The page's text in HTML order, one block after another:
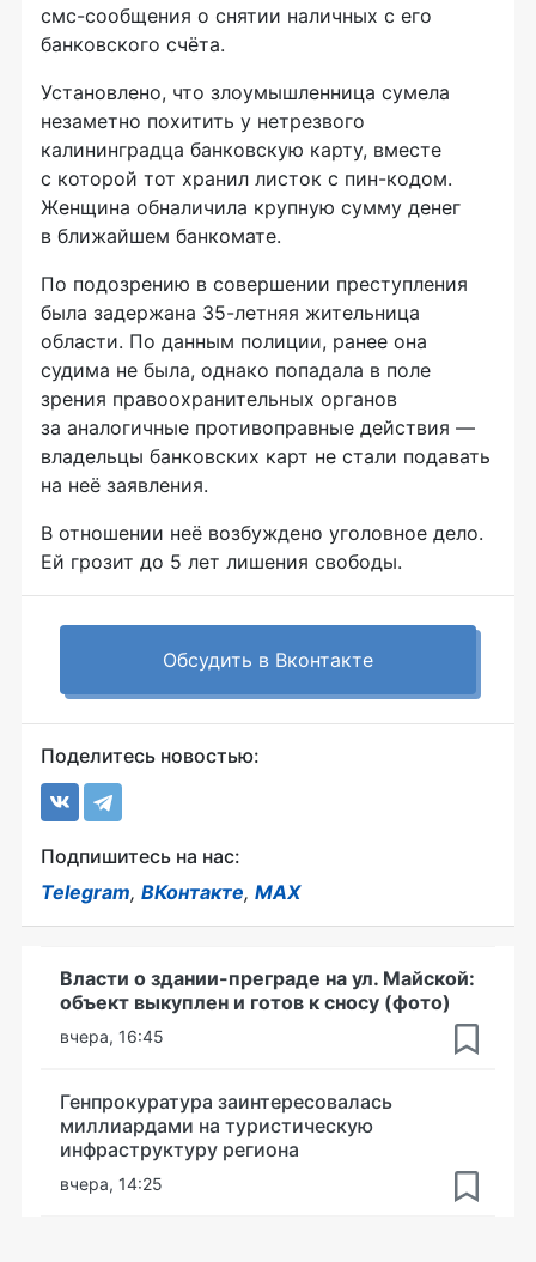
смс-сообщения о снятии наличных с его
банковского счёта.
Установлено, что злоумышленница сумела
незаметно похитить у нетрезвого
калининградца банковскую карту, вместе
с которой тот хранил листок с пин-кодом.
Женщина обналичила крупную сумму денег
в ближайшем банкомате.
По подозрению в совершении преступления
была задержана 35-летняя жительница
области. По данным полиции, ранее она
судима не была, однако попадала в поле
зрения правоохранительных органов
за аналогичные противоправные действия —
владельцы банковских карт не стали подавать
на неё заявления.
В отношении неё возбуждено уголовное дело.
Ей грозит до 5 лет лишения свободы.
Обсудить в Вконтакте
Поделитесь новостью:
Подпишитесь на нас:
Telegram, ВКонтакте, MAX
Власти о здании-преграде на ул. Майской:
объект выкуплен и готов к сносу (фото)
вчера, 16:45
Генпрокуратура заинтересовалась
миллиардами на туристическую
инфраструктуру региона
вчера, 14:25